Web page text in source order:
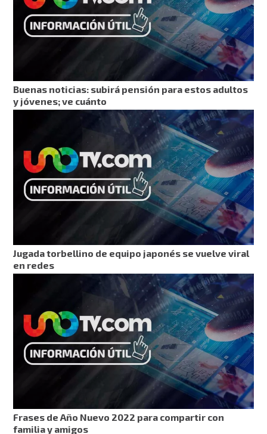
Buenas noticias: subirá pensión para estos adultos
y jóvenes; ve cuánto
Jugada torbellino de equipo japonés se vuelve viral
en redes
Frases de Año Nuevo 2022 para compartir con
familia y amigos